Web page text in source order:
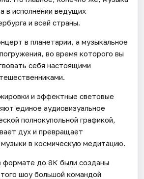
в исполнении ведущих
и всей страны.
в планетарии, а музыкальное
во время которого вы
себя настоящими
и эффектные световые
единое аудиовизуальное
полнокупольной графикой,
дух и превращает
в космическую медитацию.
формате до 8К были созданы
шоу большой командой